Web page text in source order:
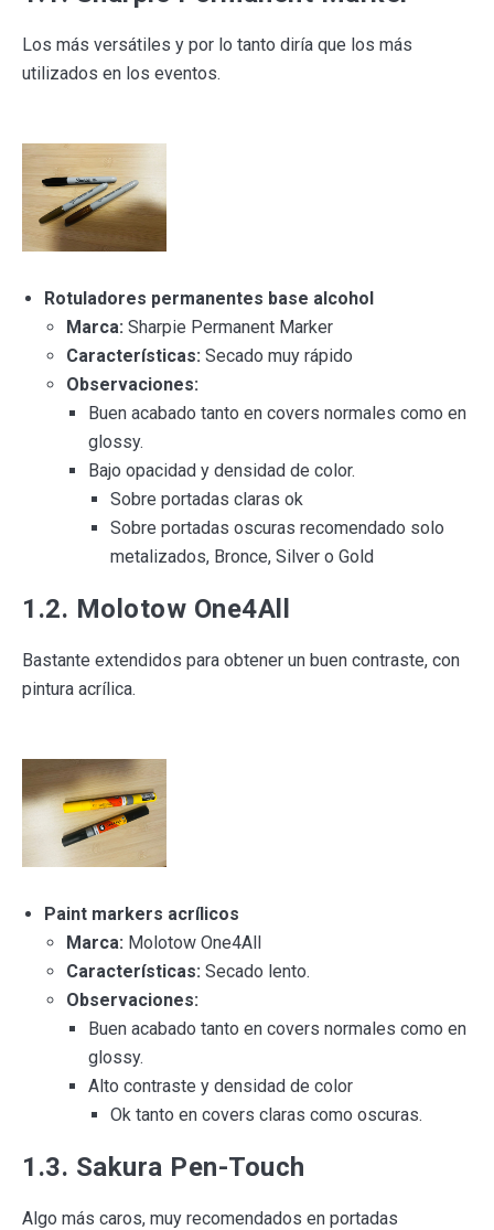
Los más versátiles y por lo tanto diría que los más
utilizados en los eventos.
Rotuladores permanentes base alcohol
Marca: Sharpie Permanent Marker
Características: Secado muy rápido
Observaciones:
Buen acabado tanto en covers normales como en
glossy.
Bajo opacidad y densidad de color.
Sobre portadas claras ok
Sobre portadas oscuras recomendado solo
metalizados, Bronce, Silver o Gold
1.2. Molotow One4All
Bastante extendidos para obtener un buen contraste, con
pintura acrílica.
Paint markers acrílicos
Marca: Molotow One4All
Características: Secado lento.
Observaciones:
Buen acabado tanto en covers normales como en
glossy.
Alto contraste y densidad de color
Ok tanto en covers claras como oscuras.
1.3. Sakura Pen-Touch
Algo más caros, muy recomendados en portadas